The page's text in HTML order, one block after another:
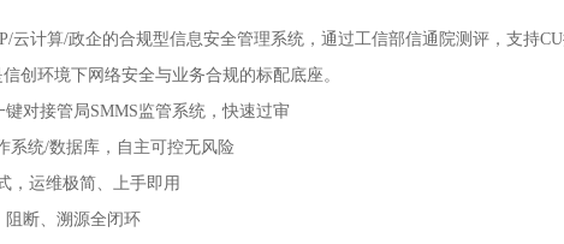
云计算/政企的合规型信息安全管理系统，通过工信部信通院测评，支持
创环境下网络安全与业务合规的标配底座。
键对接管局SMMS监管系统，快速过审
系统/数据库，自主可控无风险
，运维极简、上手即用
断、溯源全闭环